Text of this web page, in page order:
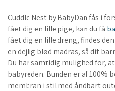
Cuddle Nest by BabyDan fås i
fået dig en lille pige, kan du få
fået dig en lille dreng, findes
en dejlig blød madras, så dit
Du har samtidig mulighed for,
babyreden. Bunden er af 100%
membran i stil med åndbart